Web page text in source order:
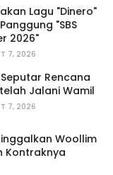
Lagu "Dinero"
"SBS
2026"
7, 2026
Rencana
Jalani Wamil
7, 2026
Woollim
Kontraknya